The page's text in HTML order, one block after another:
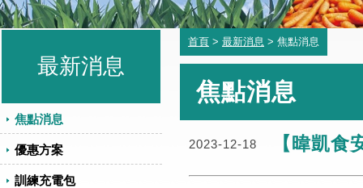
最新消息
焦點消息
優惠方案
訓練充電包
首頁 > 最新消息 > 焦點消息
焦點消息
2023-12-18 【暐凱